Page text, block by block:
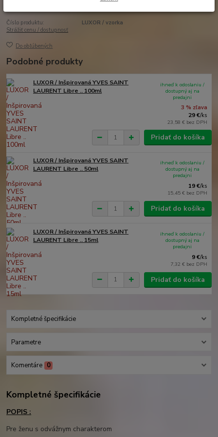
Číslo produktu:
LUXOR / vzorka
Strážiť cenu / dostupnosť
Do obľúbených
Podobné produkty
LUXOR / Inšpirovaná YVES SAINT
LAURENT Libre .. 100ml
3 % zľava
29 €/ks
23,58 € bez DPH
ihneď k odoslaniu /
dostupný aj na
predajni
Pridať do košíka
LUXOR / Inšpirovaná YVES SAINT
LAURENT Libre .. 50ml
19 €/ks
15,45 € bez DPH
ihneď k odoslaniu /
dostupný aj na
predajni
Pridať do košíka
LUXOR / Inšpirovaná YVES SAINT
LAURENT Libre .. 15ml
9 €/ks
7,32 € bez DPH
ihneď k odoslaniu /
dostupný aj na
predajni
Pridať do košíka
Kompletné špecifikácie
Parametre
Komentáre 0
Kompletné špecifikácie
POPIS :
Pre ženu s odvážnym charakterom